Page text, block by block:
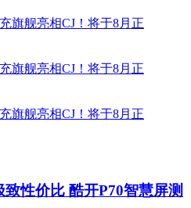
性价比 酷开P70智慧屏测